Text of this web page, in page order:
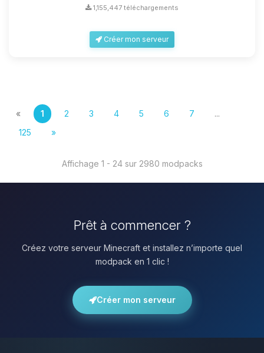
1,155,447 téléchargements
Créer mon serveur
« 1 2 3 4 5 6 7
...
125
»
Affichage 1 - 24 sur 2980 modpacks
Prêt à commencer ?
Créez votre serveur Minecraft et installez n’importe quel
modpack en 1 clic !
Créer mon serveur